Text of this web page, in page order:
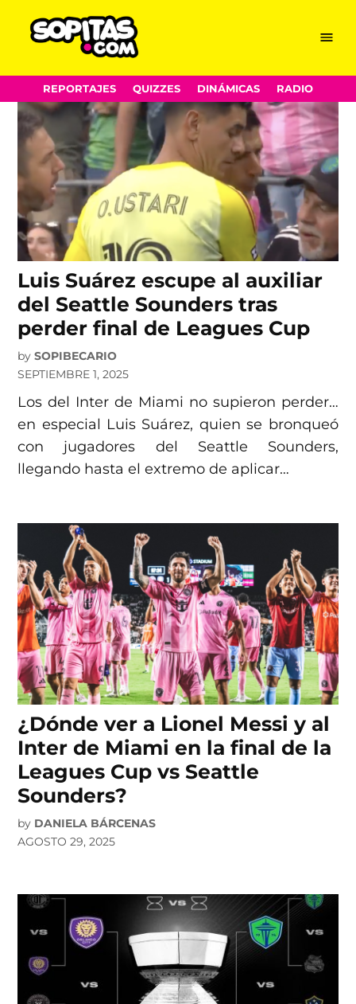
content
Menu
REPORTAJES QUIZZES DINÁMICAS RADIO
Inter de Miami
Luis Suárez escupe al auxiliar
del Seattle Sounders tras
perder final de Leagues Cup
by SOPIBECARIO
SEPTIEMBRE 1, 2025
Los del Inter de Miami no supieron perder…
en especial Luis Suárez, quien se bronqueó
con jugadores del Seattle Sounders,
llegando hasta el extremo de aplicar…
¿Dónde ver a Lionel Messi y al
Inter de Miami en la final de la
Leagues Cup vs Seattle
Sounders?
by DANIELA BÁRCENAS
AGOSTO 29, 2025